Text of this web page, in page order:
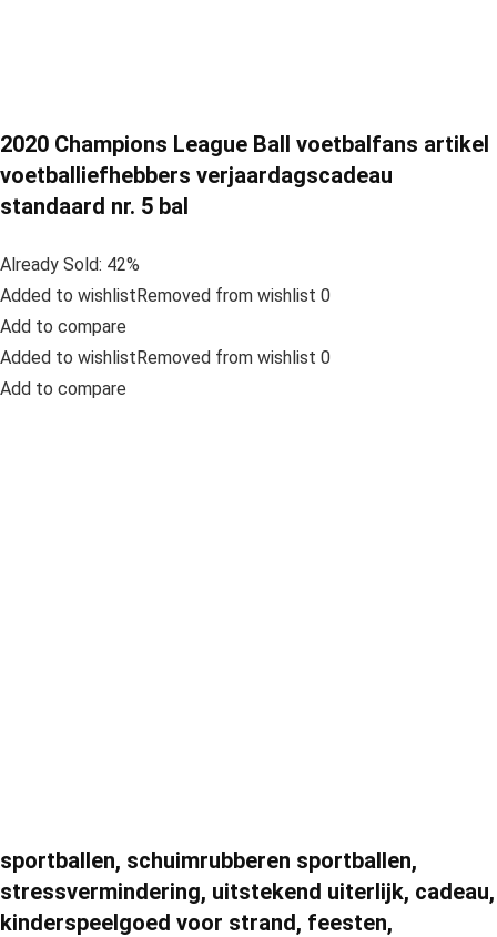
2020 Champions League Ball voetbalfans artikel
voetballiefhebbers verjaardagscadeau
standaard nr. 5 bal
Already Sold: 42%
Added to wishlistRemoved from wishlist 0
Add to compare
Added to wishlistRemoved from wishlist 0
Add to compare
sportballen, schuimrubberen sportballen,
stressvermindering, uitstekend uiterlijk, cadeau,
kinderspeelgoed voor strand, feesten,